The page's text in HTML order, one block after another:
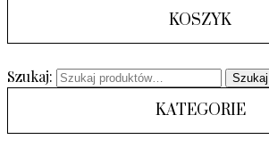
KOSZYK
Szukaj: Szukaj
KATEGORIE